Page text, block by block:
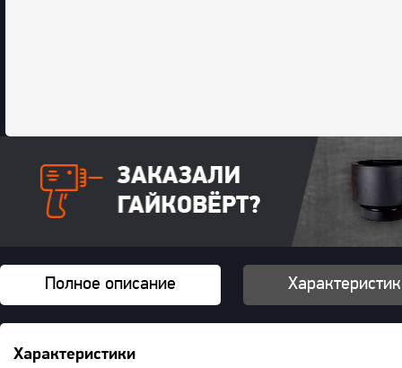
Полное описание
Характеристики